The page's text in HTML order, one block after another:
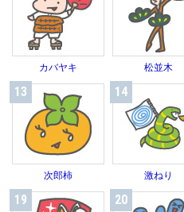
カバヤキ 松並木
13
次郎柿
14
激ねり
19 20